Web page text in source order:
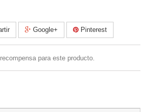
Google+ Pinterest
para este producto.